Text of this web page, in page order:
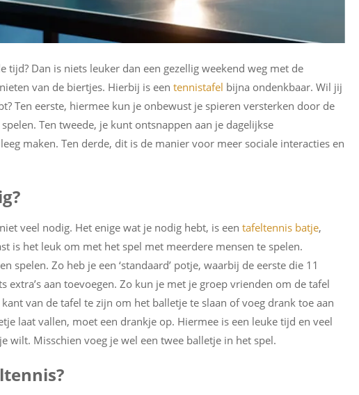
tijd? Dan is niets leuker dan een gezellig weekend weg met de
van de biertjes. Hierbij is een tennistafel bijna ondenkbaar. Wil jij
Ten eerste, hiermee kun je onbewust je spieren versterken door de
Ten tweede, je kunt ontsnappen aan je dagelijkse
maken. Ten derde, dit is de manier voor meer sociale interacties en
veel nodig. Het enige wat je nodig hebt, is een tafeltennis batje,
is het leuk om met het spel met meerdere mensen te spelen.
spelen. Zo heb je een ‘standaard’ potje, waarbij de eerste die 11
aan toevoegen. Zo kun je met je groep vrienden om de tafel
van de tafel te zijn om het balletje te slaan of voeg drank toe aan
laat vallen, moet een drankje op. Hiermee is een leuke tijd en veel
wilt. Misschien voeg je wel een twee balletje in het spel.